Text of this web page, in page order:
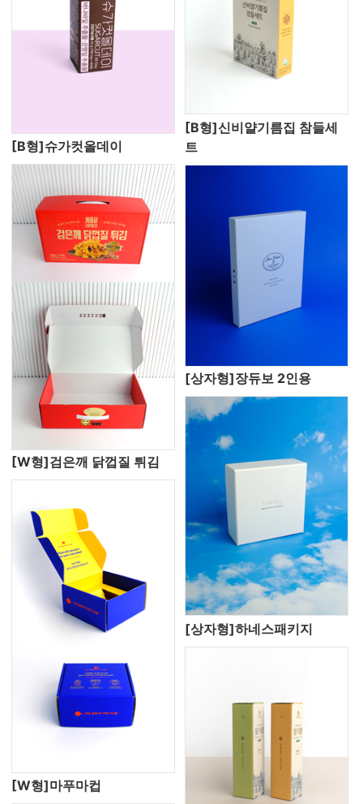
[B형]슈가컷올데이
[B형]신비얄기름집 참들세
트
[W형]검은깨 닭껍질 튀김
[상자형]장듀보 2인용
[W형]마푸마컵
[상자형]하네스패키지